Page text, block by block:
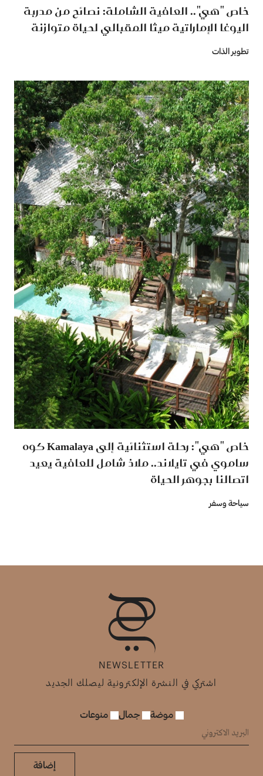
خاص "هي".. العافية الشاملة: نصائح من مدربة
اليوغا الإماراتية ميثا المقبالي لحياة متوازنة
تطوير الذات
خاص "هي": رحلة استثنائية إلى Kamalaya كوه
ساموي في تايلاند.. ملاذ شامل للعافية يعيد
اتصالنا بجوهر الحياة
سياحة وسفر
NEWSLETTER
اشتركي في النشرة الإلكترونية ليصلك الجديد
موضة جمال منوعات
إضافة